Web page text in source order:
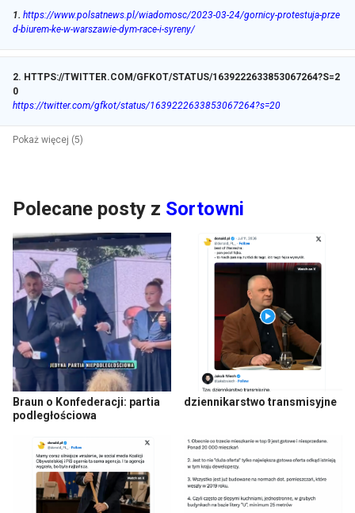
1. https://www.polsatnews.pl/wiadomosc/2023-03-24/gornicy-protestuja-prze
d-biurem-ke-w-warszawie-dym-race-i-syreny/
2. HTTPS://TWITTER.COM/GFKOT/STATUS/1639222633853067264?S=2
0
https://twitter.com/gfkot/status/1639222633853067264?s=20
Pokaż więcej (5)
Polecane posty z Sortowni
Braun o Konfederacji: partia
podległościowa
dziennikarstwo transmisyjne